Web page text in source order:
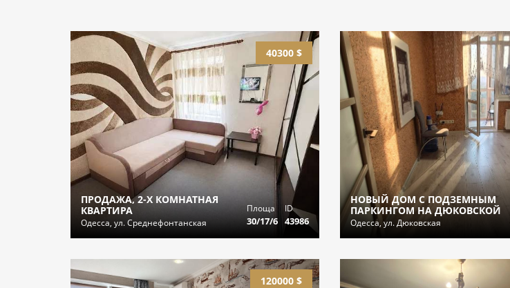
40300 $
ПРОДАЖА, 2-Х КОМНАТНАЯ
КВАРТИРА
Одесса, ул. Среднефонтанская
Площа
30/17/6
ID
43986
НОВЫЙ ДОМ С ПОДЗЕМНЫМ
ПАРКИНГОМ НА ДЮКОВСКОЙ
Одесса, ул. Дюковская
120000 $